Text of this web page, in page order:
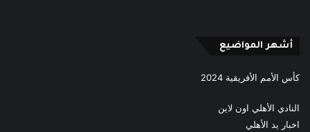
أشهر المواضيع
كأس الأمم الأفريقية 2024
النادي الأهلي اون لاين
اخبار يد الأهلي